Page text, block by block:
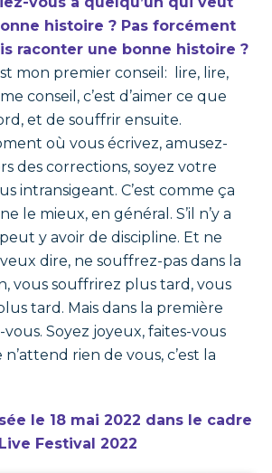
histoire ? Pas forcément
raconter une bonne histoire ?
mon premier conseil: lire, lire,
conseil, c’est d’aimer ce que
et de souffrir ensuite.
où vous écrivez, amusez-
des corrections, soyez votre
intransigeant. C’est comme ça
le mieux, en général. S’il n’y a
y avoir de discipline. Et ne
dire, ne souffrez-pas dans la
vous souffrirez plus tard, vous
tard. Mais dans la première
Soyez joyeux, faites-vous
rien de vous, c’est la
le 18 mai 2022 dans le cadre
Festival 2022